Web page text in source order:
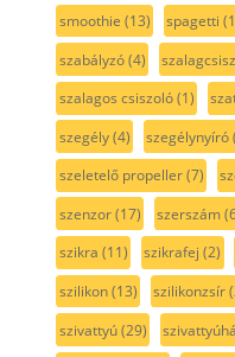
smoothie (13) spagetti
szabályzó(4)
szalagos csiszoló(1)
szegély(4) szegélynyíró
szeletelő propeller(7)
szenzor(17) szerszám
szikra (11) szikrafej (2)
szilikon(13) szilikonzsír
szivattyú(29)